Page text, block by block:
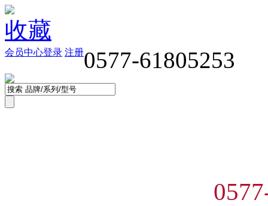
收藏
0577-61805253
登录 注册
会员中心